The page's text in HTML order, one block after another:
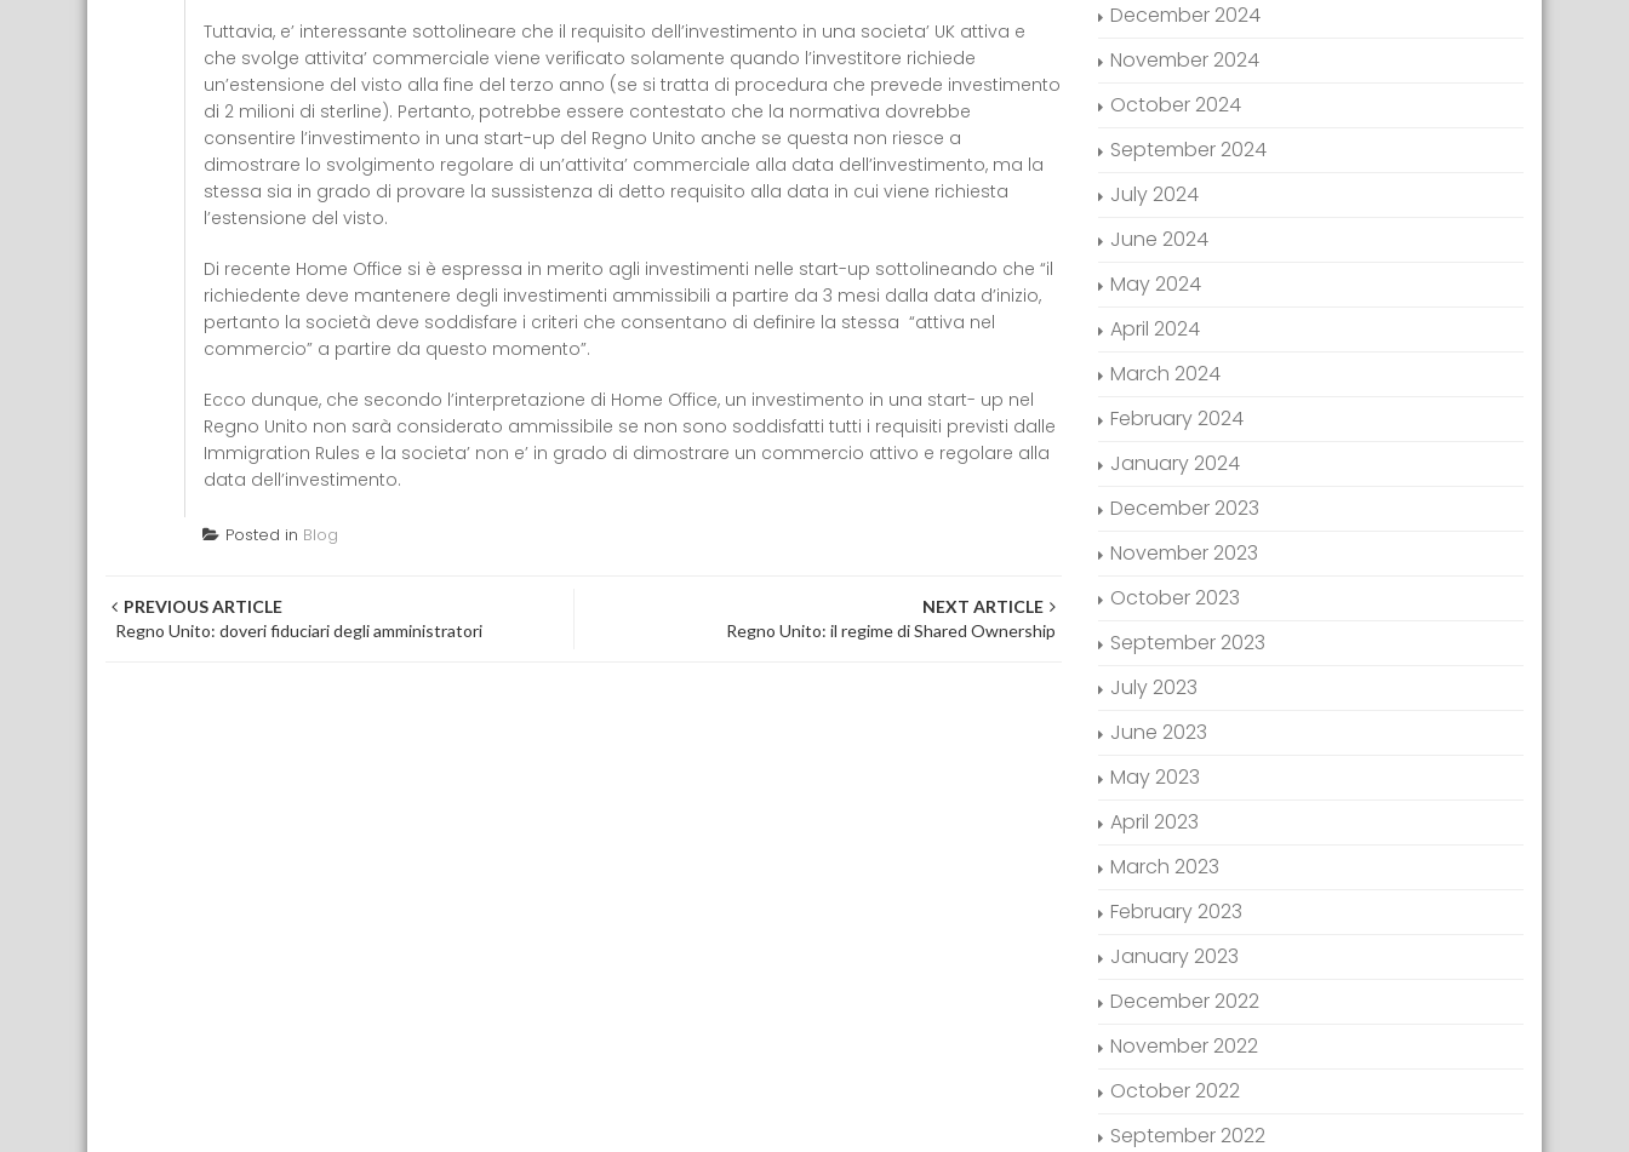
Tuttavia, e’ interessante sottolineare che il requisito dell’investimento in una societa’ UK attiva e
che svolge attivita’ commerciale viene verificato solamente quando l’investitore richiede
un’estensione del visto alla fine del terzo anno (se si tratta di procedura che prevede investimento
di 2 milioni di sterline). Pertanto, potrebbe essere contestato che la normativa dovrebbe
consentire l’investimento in una start-up del Regno Unito anche se questa non riesce a
dimostrare lo svolgimento regolare di un’attivita’ commerciale alla data dell’investimento, ma la
stessa sia in grado di provare la sussistenza di detto requisito alla data in cui viene richiesta
l’estensione del visto.
Di recente Home Office si è espressa in merito agli investimenti nelle start-up sottolineando che “il
richiedente deve mantenere degli investimenti ammissibili a partire da 3 mesi dalla data d’inizio,
pertanto la società deve soddisfare i criteri che consentano di definire la stessa “attiva nel
commercio” a partire da questo momento”.
Ecco dunque, che secondo l’interpretazione di Home Office, un investimento in una start- up nel
Regno Unito non sarà considerato ammissibile se non sono soddisfatti tutti i requisiti previsti dalle
Immigration Rules e la societa’ non e’ in grado di dimostrare un commercio attivo e regolare alla
data dell’investimento.
Posted in Blog
Post navigation
PREVIOUS ARTICLE
Regno Unito: doveri fiduciari degli amministratori
NEXT ARTICLE
Regno Unito: il regime di Shared Ownership
December 2024
November 2024
October 2024
September 2024
July 2024
June 2024
May 2024
April 2024
March 2024
February 2024
January 2024
December 2023
November 2023
October 2023
September 2023
July 2023
June 2023
May 2023
April 2023
March 2023
February 2023
January 2023
December 2022
November 2022
October 2022
September 2022